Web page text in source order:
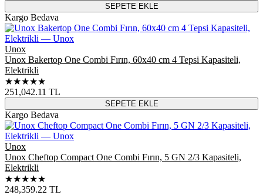
SEPETE EKLE
Kargo Bedava
Unox
Unox Bakertop One Combi Fırın, 60x40 cm 4 Tepsi Kapasiteli,
Elektrikli
★★★★★
251,042.11 TL
SEPETE EKLE
Kargo Bedava
Unox
Unox Cheftop Compact One Combi Fırın, 5 GN 2/3 Kapasiteli,
Elektrikli
★★★★★
248,359.22 TL